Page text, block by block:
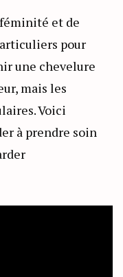
et de
pour
une chevelure
mais les
Voici
à prendre soin